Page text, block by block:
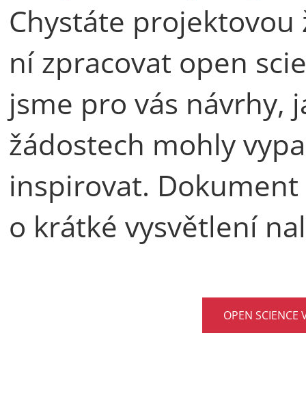
Chystáte projektovou
ní zpracovat open
jsme pro vás návrhy,
žádostech mohly
inspirovat.
o krátké vysvětlení
OPEN SCIENCE